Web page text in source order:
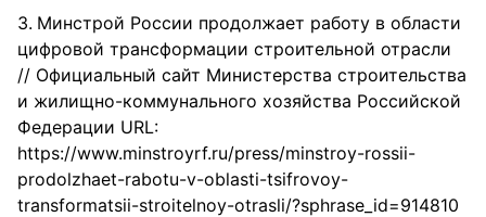
Минстрой России продолжает работу в области
цифровой трансформации строительной отрасли
// Официальный сайт Министерства строительства
и жилищно-коммунального хозяйства Российской
Федерации URL:
https://www.minstroyrf.ru/press/minstroy-rossii-
prodolzhaet-rabotu-v-oblasti-tsifrovoy-
transformatsii-stroitelnoy-otrasli/?sphrase_id=914810